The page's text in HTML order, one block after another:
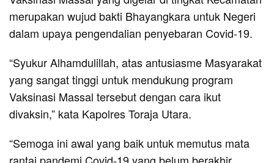
merupakan wujud bakti Bhayangkara untuk Negeri
dalam upaya pengendalian penyebaran Covid-19.
“Syukur Alhamdulillah, atas antusiasme Masyarakat
yang sangat tinggi untuk mendukung program
Vaksinasi Massal tersebut dengan cara ikut
divaksin,” kata Kapolres Toraja Utara.
“Semoga ini awal yang baik untuk memutus mata
rantai pandemi Covid-19 yang belum berakhir